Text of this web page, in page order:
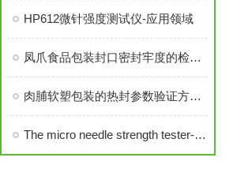
HP612微针强度测试仪-应用领域
凤爪食品包装封口密封牢度的检测意义
肉脯软塑包装的热封参数验证方法和仪器 恒品
The micro needle strength tester-产品简介